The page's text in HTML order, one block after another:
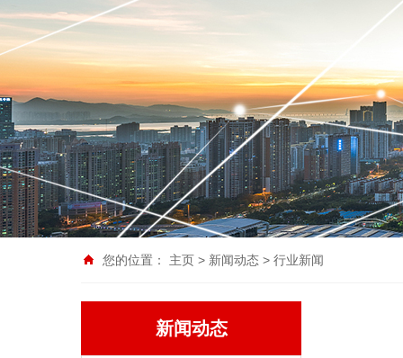
您的位置： 主页 > 新闻动态 > 行业新闻
新闻动态